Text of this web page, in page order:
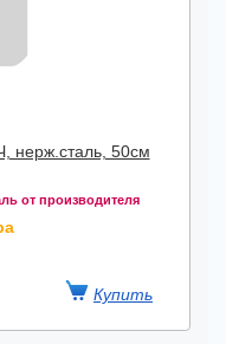
нерж.сталь, 50см
от производителя